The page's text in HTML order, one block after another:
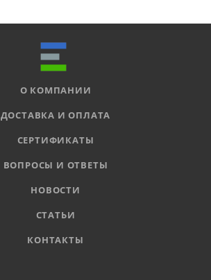
О КОМПАНИИ
ДОСТАВКА И ОПЛАТА
СЕРТИФИКАТЫ
ВОПРОСЫ И ОТВЕТЫ
НОВОСТИ
СТАТЬИ
КОНТАКТЫ